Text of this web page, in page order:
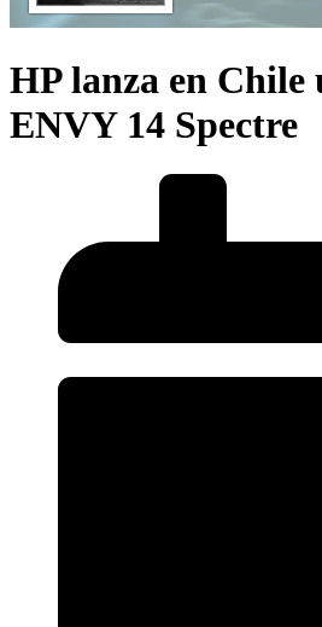
HP lanza en
ENVY 14 Spectre